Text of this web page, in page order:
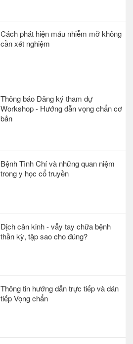
Cách phát hiện máu nhiễm mỡ không
cần xét nghiệm
Thông báo Đăng ký tham dự
Workshop - Hướng dẫn vọng chẩn cơ
bản
Bệnh Tình Chí và những quan niệm
trong y học cổ truyền
Dịch cân kinh - vẫy tay chữa bệnh
thần kỳ, tập sao cho đúng?
Thông tin hướng dẫn trực tiếp và dán
tiếp Vọng chẩn